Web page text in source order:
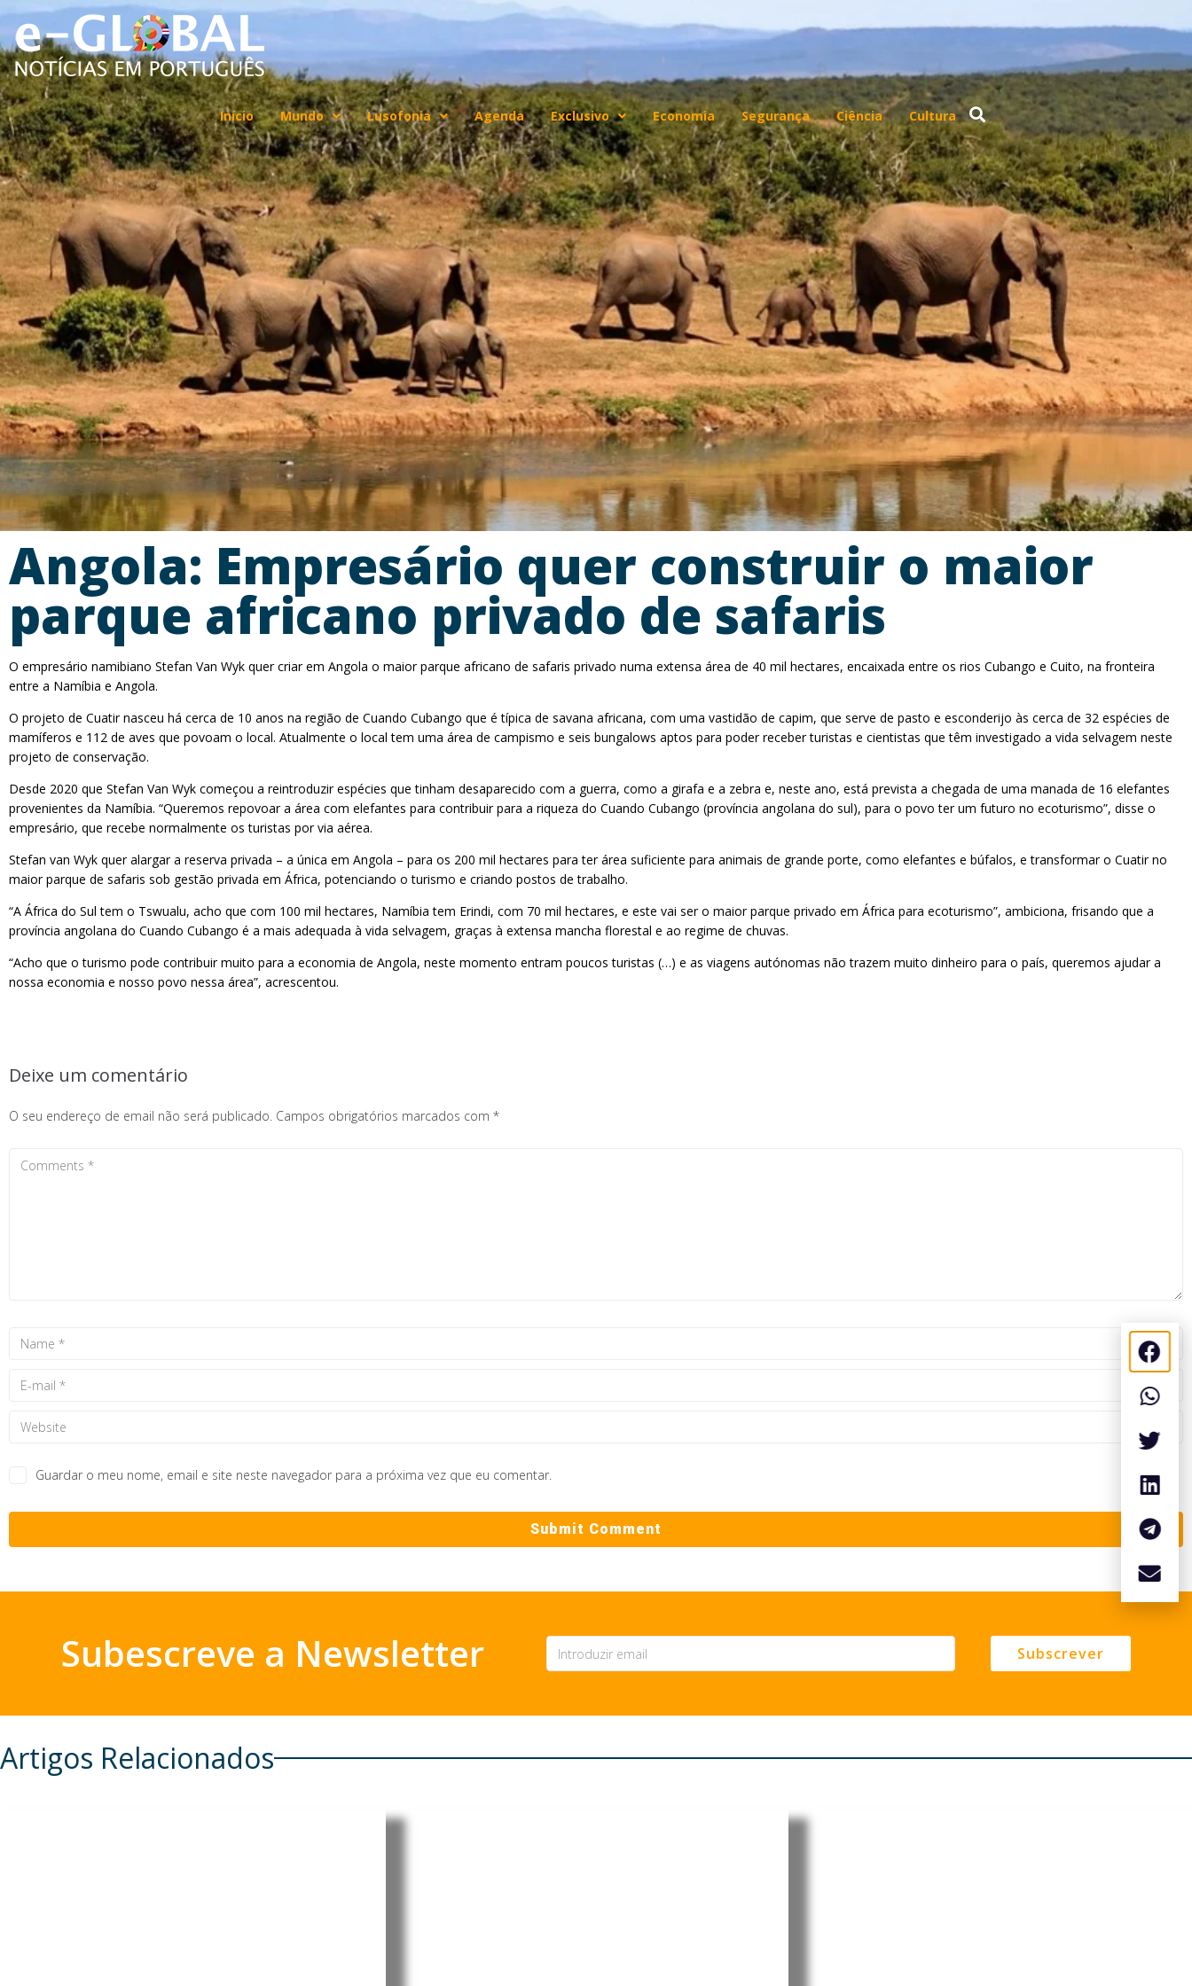
Início Mundo Lusofonia Agenda Exclusivo Economia Segurança Ciência Cultura
Angola: Empresário quer construir o maior
parque africano privado de safaris
O empresário namibiano Stefan Van Wyk quer criar em Angola o maior parque africano de safaris privado numa extensa área de 40 mil hectares, encaixada entre os rios Cubango e Cuito, na fronteira
entre a Namíbia e Angola.
O projeto de Cuatir nasceu há cerca de 10 anos na região de Cuando Cubango que é típica de savana africana, com uma vastidão de capim, que serve de pasto e esconderijo às cerca de 32 espécies de
mamíferos e 112 de aves que povoam o local. Atualmente o local tem uma área de campismo e seis bungalows aptos para poder receber turistas e cientistas que têm investigado a vida selvagem neste
projeto de conservação.
Desde 2020 que Stefan Van Wyk começou a reintroduzir espécies que tinham desaparecido com a guerra, como a girafa e a zebra e, neste ano, está prevista a chegada de uma manada de 16 elefantes
provenientes da Namíbia. “Queremos repovoar a área com elefantes para contribuir para a riqueza do Cuando Cubango (província angolana do sul), para o povo ter um futuro no ecoturismo”, disse o
empresário, que recebe normalmente os turistas por via aérea.
Stefan van Wyk quer alargar a reserva privada – a única em Angola – para os 200 mil hectares para ter área suficiente para animais de grande porte, como elefantes e búfalos, e transformar o Cuatir no
maior parque de safaris sob gestão privada em África, potenciando o turismo e criando postos de trabalho.
“A África do Sul tem o Tswualu, acho que com 100 mil hectares, Namíbia tem Erindi, com 70 mil hectares, e este vai ser o maior parque privado em África para ecoturismo”, ambiciona, frisando que a
província angolana do Cuando Cubango é a mais adequada à vida selvagem, graças à extensa mancha florestal e ao regime de chuvas.
“Acho que o turismo pode contribuir muito para a economia de Angola, neste momento entram poucos turistas (…) e as viagens autónomas não trazem muito dinheiro para o país, queremos ajudar a
nossa economia e nosso povo nessa área”, acrescentou.
Deixe um comentário
O seu endereço de email não será publicado. Campos obrigatórios marcados com *
Guardar o meu nome, email e site neste navegador para a próxima vez que eu comentar.
Subescreve a Newsletter Subscrever
Artigos Relacionados